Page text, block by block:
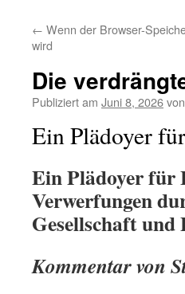
← Wenn der Browser-
wird
Die
Publiziert am Juni 8, 2026von
Ein Plädoyer
Ein Plädoyer für
Verwerfungen
Gesellschaft
Kommentar von